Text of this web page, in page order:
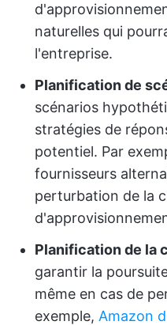
naturelles qui
l'entreprise.
Planification de
scénarios
stratégies de
potentiel. Par
fournisseurs
perturbation de la
Planification de la
garantir la
même en cas de
exemple, Amazon